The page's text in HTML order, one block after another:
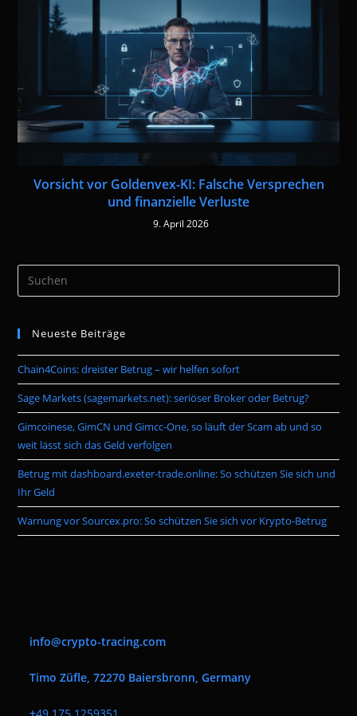
Vorsicht vor Goldenvex-KI: Falsche Versprechen
und finanzielle Verluste
9. April 2026
the
Neueste Beiträge
Chain4Coins: dreister Betrug – wir helfen sofort
Sage Markets (sagemarkets.net): seriöser Broker oder Betrug?
Gimcoinese, GimCN und Gimcc-One, so läuft der Scam ab und so
weit lässt sich das Geld verfolgen
Betrug mit dashboard.exeter-trade.online: So schützen Sie sich und
Ihr Geld
Warnung vor Sourcex.pro: So schützen Sie sich vor Krypto-Betrug
info@crypto-tracing.com
Timo Züfle, 72270 Baiersbronn, Germany